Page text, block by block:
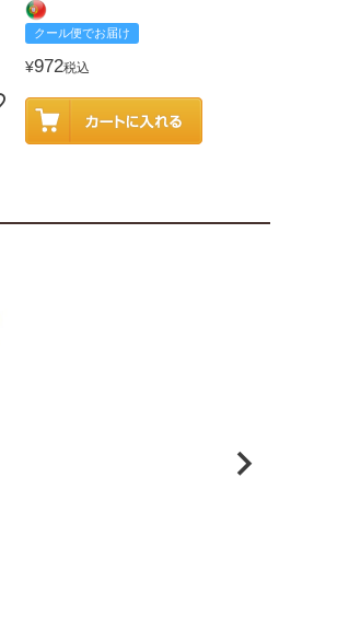
クール便でお届け
¥972税込